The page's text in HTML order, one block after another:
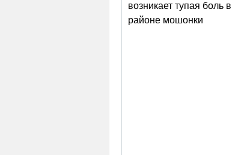
возникает тупая боль в
районе мошонки